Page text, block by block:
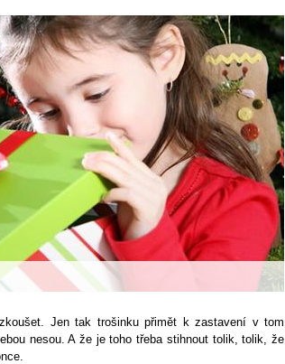
Jen tak trošinku přimět k zastavení v tom
nesou. A že je toho třeba stihnout tolik, tolik, že